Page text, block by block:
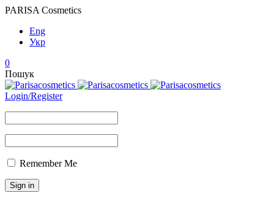
PARISA Cosmetics
Eng
Укр
0
Пошук
Login/Register
Remember Me